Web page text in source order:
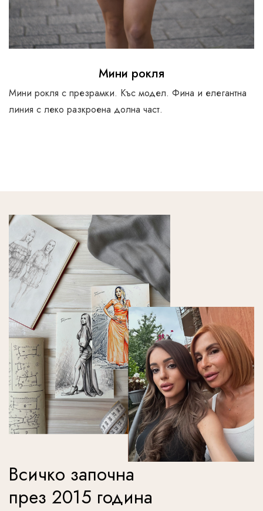
Мини рокля
Мини рокля с презрамки. Къс модел. Фина и елегантна
линия с леко разкроена долна част.
Всичко започна
през 2015 година